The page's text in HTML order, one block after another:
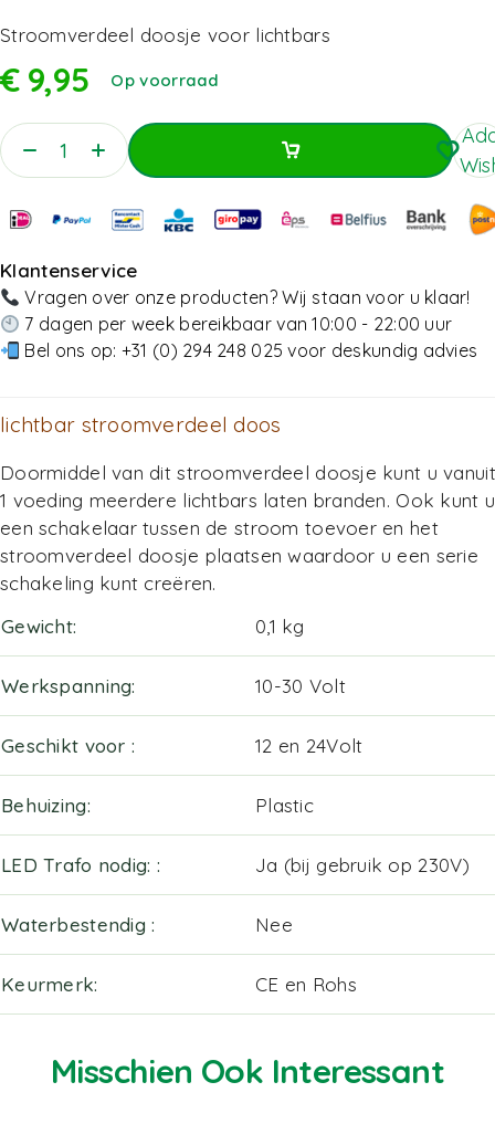
Stroomverdeel doosje voor lichtbars
€9,95 Op voorraad
Toevoegen Aan Winkelwagen
Klantenservice
Vragen over onze producten? Wij staan voor u klaar!
7 dagen per week bereikbaar van 10:00 - 22:00 uur
Bel ons op: +31 (0) 294 248 025 voor deskundig advies
lichtbar stroomverdeel doos
Doormiddel van dit stroomverdeel doosje kunt u vanuit
1 voeding meerdere lichtbars laten branden. Ook kunt u
een schakelaar tussen de stroom toevoer en het
stroomverdeel doosje plaatsen waardoor u een serie
schakeling kunt creëren.
Gewicht
0,1 kg
Werkspanning 10-30 Volt
Geschikt voor 12 en 24Volt
Behuizing Plastic
LED Trafo nodig: Ja (bij gebruik op 230V)
Waterbestendig Nee
Keurmerk CE en Rohs
Misschien Ook Interessant